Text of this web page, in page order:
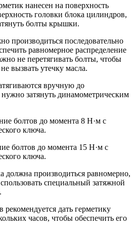
нанесен на поверхность
головки блока цилиндров,
болты крышки.
производиться последовательно
равномерное распределение
не перетягивать болты, чтобы
вызвать утечку масла.
вручную до
затянуть динамометрическим
болтов до момента 8 Н·м с
ключа.
болтов до момента 15 Н·м с
ключа.
должна производиться равномерно,
специальный затяжной
рекомендуется дать герметику
часов, чтобы обеспечить его